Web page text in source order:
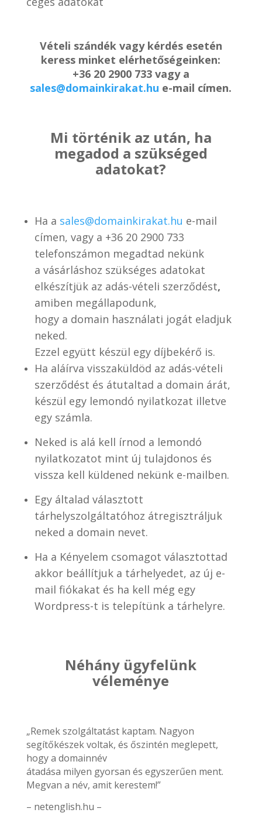
Vételi szándék vagy kérdés esetén
keress minket elérhetőségeinken:
+36 20 2900 733 vagy a
sales@domainkirakat.hu e-mail címen.
Mi történik az után, ha
megadod a szükséged
adatokat?
Ha a sales@domainkirakat.hu e-mail
címen, vagy a +36 20 2900 733
telefonszámon megadtad nekünk
a vásárláshoz szükséges adatokat
elkészítjük az adás-vételi szerződést,
amiben megállapodunk,
hogy a domain használati jogát eladjuk
neked.
Ezzel együtt készül egy díjbekérő is.
Ha aláírva visszaküldöd az adás-vételi
szerződést és átutaltad a domain árát,
készül egy lemondó nyilatkozat illetve
egy számla.
Neked is alá kell írnod a lemondó
nyilatkozatot mint új tulajdonos és
vissza kell küldened nekünk e-mailben.
Egy általad választott
tárhelyszolgáltatóhoz átregisztráljuk
neked a domain nevet.
Ha a Kényelem csomagot választottad
akkor beállítjuk a tárhelyedet, az új e-
mail fiókakat és ha kell még egy
Wordpress-t is telepítünk a tárhelyre.
Néhány ügyfelünk
véleménye
„Remek szolgáltatást kaptam. Nagyon
segítőkészek voltak, és őszintén meglepett,
hogy a domainnév
átadása milyen gyorsan és egyszerűen ment.
Megvan a név, amit kerestem!”
– netenglish.hu –